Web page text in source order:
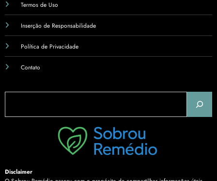
Termos de Uso
Inserção de Responsabilidade
Política de Privacidade
Contato
Disclaimer